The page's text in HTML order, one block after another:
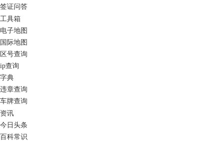
签证问答
工具箱
电子地图
国际地图
区号查询
ip查询
字典
违章查询
车牌查询
资讯
今日头条
百科常识